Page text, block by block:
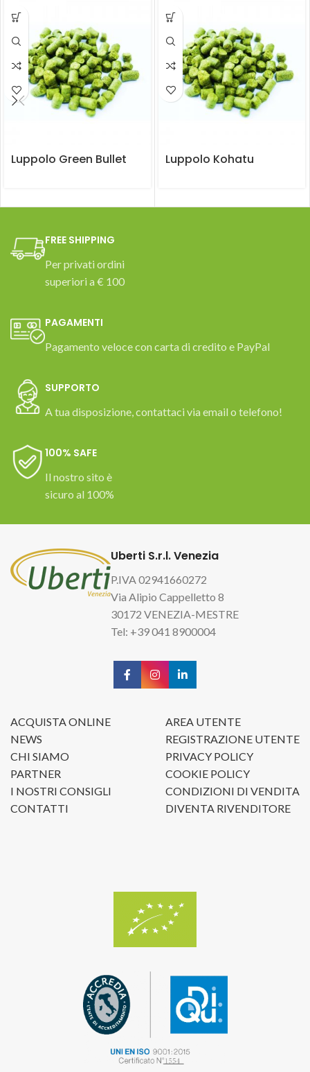
Luppolo Green Bullet Luppolo Kohatu
FREE SHIPPING
Per privati ordini
superiori a € 100
PAGAMENTI
Pagamento veloce con carta di credito e PayPal
SUPPORTO
A tua disposizione, contattaci via email o telefono!
100% SAFE
Il nostro sito è
sicuro al 100%
Uberti S.r.l. Venezia
P.IVA 02941660272
Via Alipio Cappelletto 8
30172 VENEZIA-MESTRE
Tel: +39 041 8900004
ACQUISTA ONLINE
NEWS
CHI SIAMO
PARTNER
I NOSTRI CONSIGLI
CONTATTI
AREA UTENTE
REGISTRAZIONE UTENTE
PRIVACY POLICY
COOKIE POLICY
CONDIZIONI DI VENDITA
DIVENTA RIVENDITORE